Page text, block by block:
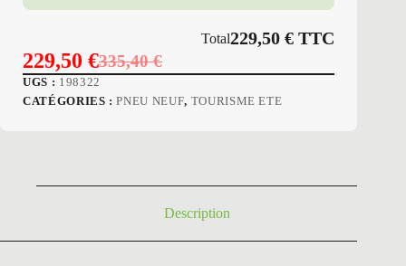
Total229,50€ TTC
335,40€
Le
prix
229,50 €
Le
prix
UGS : 198322
CATÉGORIES :PNEU NEUF, TOURISME ETE
Description